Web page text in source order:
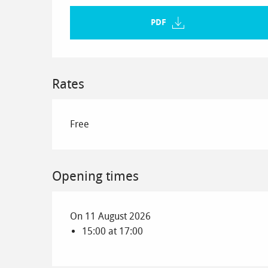
PDF
Rates
Free
Opening times
On 11 August 2026
15:00 at 17:00